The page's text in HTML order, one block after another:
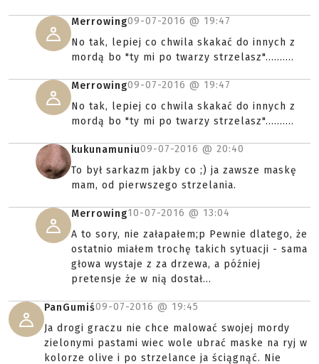
Merrowing09-07-2016 @ 19:47
No tak, lepiej co chwila skakać do innych z
mordą bo "ty mi po twarzy strzelasz"..........
Merrowing09-07-2016 @ 19:47
No tak, lepiej co chwila skakać do innych z
mordą bo "ty mi po twarzy strzelasz"..........
kukunamuniu09-07-2016 @ 20:40
To był sarkazm jakby co ;) ja zawsze maskę
mam, od pierwszego strzelania.
Merrowing10-07-2016 @ 13:04
A to sory, nie załapałem;p Pewnie dlatego, że
ostatnio miałem trochę takich sytuacji - sama
głowa wystaje z za drzewa, a później
pretensje że w nią dostał...
PanGumiś09-07-2016 @ 19:45
Ja drogi graczu nie chce malować swojej mordy
zielonymi pastami wiec wole ubrać maske na ryj w
kolorze olive i po strzelance ja ściągnąć. Nie